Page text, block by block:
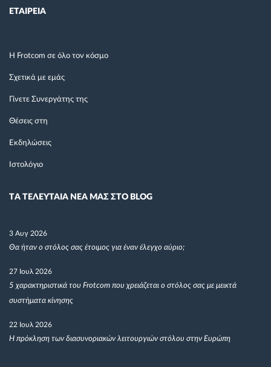
ΕΤΑΙΡΕΙΑ
Η Frotcom σε όλο τον κόσμο
Σχετικά με εμάς
Γίνετε Συνεργάτης της
Θέσεις στη
Εκδηλώσεις
Ιστολόγιο
TΑ ΤΕΛΕΥΤΑΙΑ ΝΕΑ ΜΑΣ ΣΤΟ BLOG
3 Αυγ 2026
Θα ήταν ο στόλος σας έτοιμος για έναν έλεγχο αύριο;
27 Ιουλ 2026
5 χαρακτηριστικά του Frotcom που χρειάζεται ο στόλος σας με μεικτά
συστήματα κίνησης
22 Ιουλ 2026
Η πρόκληση των διασυνοριακών λειτουργιών στόλου στην Ευρώπη